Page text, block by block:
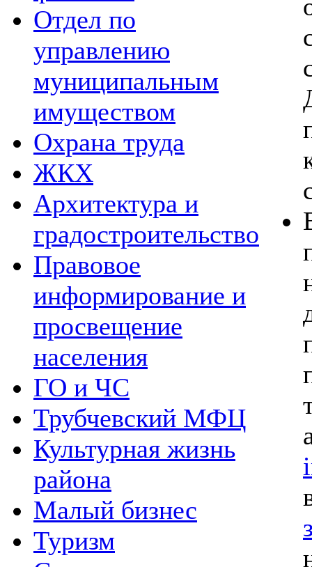
Отдел по
управлению
муниципальным
имуществом
Охрана труда
ЖКХ
Архитектура и
градостроительство
Правовое
информирование и
просвещение
населения
ГО и ЧС
Трубчевский МФЦ
Культурная жизнь
района
Малый бизнес
Туризм